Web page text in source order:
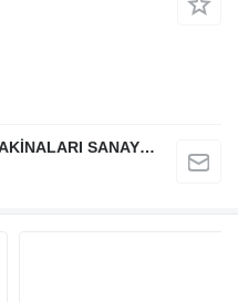
MACHINERY FENIX İNŞAAT İŞ MAKİNALARI SANAYİ VE TİCARET LİMİTED ŞİRKETİ